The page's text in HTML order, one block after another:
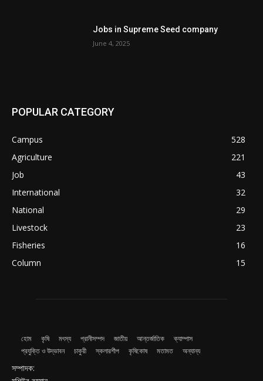
Jobs in Supreme Seed company
June 4, 2025
POPULAR CATEGORY
Campus
528
Agriculture
221
Job
43
International
32
National
29
Livestock
23
Fisheries
16
Column
15
হোম কৃষি মৎস্য প্রানীসম্পদ জাতীয় আন্তর্জাতিক
ক্যাম্পাস
প্রযুক্তি ও উদ্ভাবন
চাকুরী স্কলারশীপ কৃষিকোষ মতামত অন্যান্য
সম্পাদক: